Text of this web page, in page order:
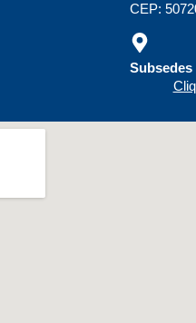
CEP:
Subsedes